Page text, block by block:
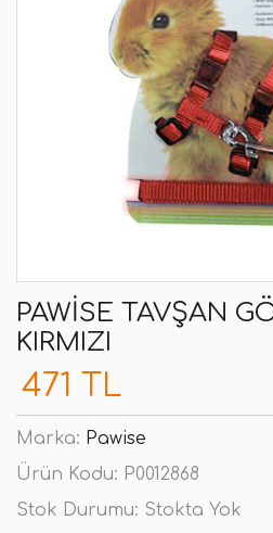
PAWISE TAVŞAN
KIRMIZI
471 TL
Marka: Pawise
Ürün Kodu: P0012868
Stok Durumu: Stokta Yok